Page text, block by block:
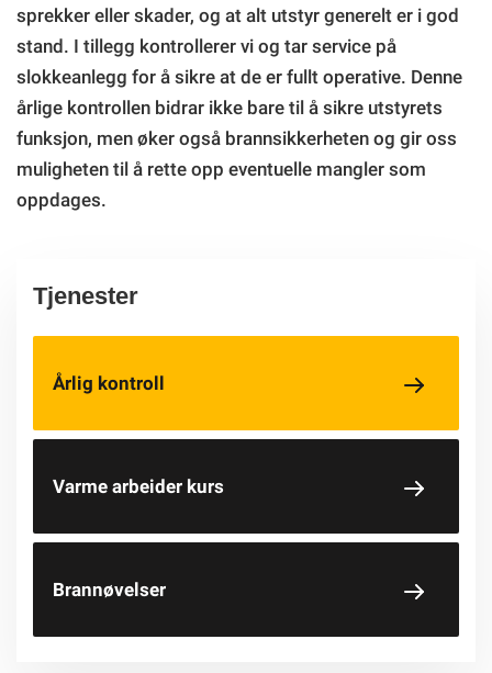
sprekker eller skader, og at alt utstyr generelt er i god
stand. I tillegg kontrollerer vi og tar service på
slokkeanlegg for å sikre at de er fullt operative. Denne
årlige kontrollen bidrar ikke bare til å sikre utstyrets
funksjon, men øker også brannsikkerheten og gir oss
muligheten til å rette opp eventuelle mangler som
oppdages.
Tjenester
Årlig kontroll
Varme arbeider kurs
Brannøvelser